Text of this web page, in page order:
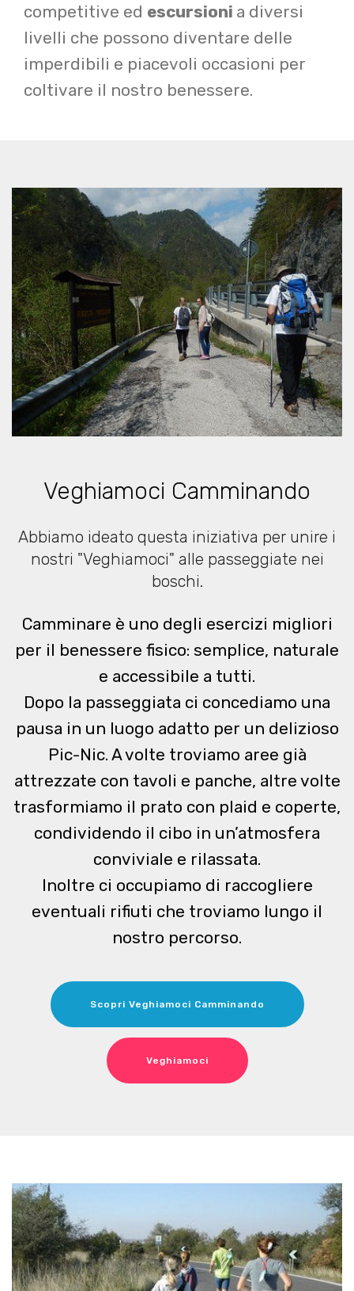
competitive ed escursioni a diversi
livelli che possono diventare delle
imperdibili e piacevoli occasioni per
coltivare il nostro benessere.
Veghiamoci Camminando
Abbiamo ideato questa iniziativa per unire i
nostri "Veghiamoci" alle passeggiate nei
boschi.
Camminare è uno degli esercizi migliori
per il benessere fisico: semplice, naturale
e accessibile a tutti.
Dopo la passeggiata ci concediamo una
pausa in un luogo adatto per un delizioso
Pic-Nic. A volte troviamo aree già
attrezzate con tavoli e panche, altre volte
trasformiamo il prato con plaid e coperte,
condividendo il cibo in un’atmosfera
conviviale e rilassata.
Inoltre ci occupiamo di raccogliere
eventuali rifiuti che troviamo lungo il
nostro percorso.
Scopri Veghiamoci Camminando
Veghiamoci